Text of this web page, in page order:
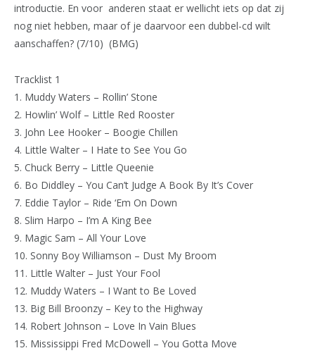
introductie. En voor anderen staat er wellicht iets op dat zij
nog niet hebben, maar of je daarvoor een dubbel-cd wilt
aanschaffen? (7/10) (BMG)
Tracklist 1
1. Muddy Waters – Rollin’ Stone
2. Howlin’ Wolf – Little Red Rooster
3. John Lee Hooker – Boogie Chillen
4. Little Walter – I Hate to See You Go
5. Chuck Berry – Little Queenie
6. Bo Diddley – You Can’t Judge A Book By It’s Cover
7. Eddie Taylor – Ride ‘Em On Down
8. Slim Harpo – I’m A King Bee
9. Magic Sam – All Your Love
10. Sonny Boy Williamson – Dust My Broom
11. Little Walter – Just Your Fool
12. Muddy Waters – I Want to Be Loved
13. Big Bill Broonzy – Key to the Highway
14. Robert Johnson – Love In Vain Blues
15. Mississippi Fred McDowell – You Gotta Move